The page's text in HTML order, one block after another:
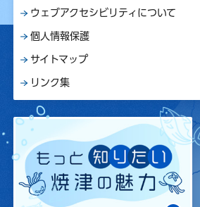
ウェブアクセシビリティについて
個人情報保護
サイトマップ
リンク集